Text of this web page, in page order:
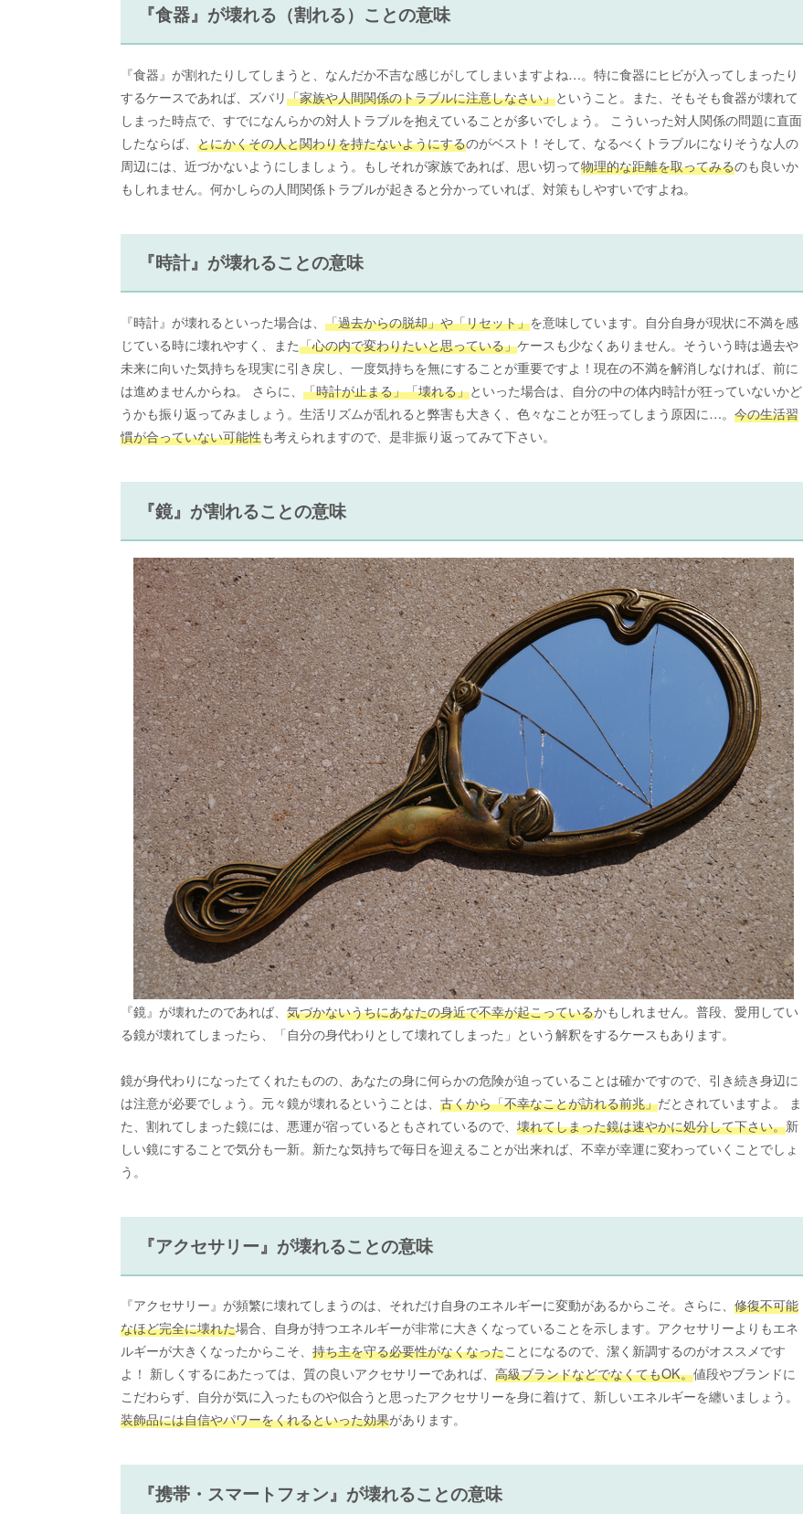
『食器』が壊れる（割れる）ことの意味
『食器』が割れたりしてしまうと、なんだか不吉な感じがしてしまいますよね…。特に食器にヒビが入ってしまったり
するケースであれば、ズバリ「家族や人間関係のトラブルに注意しなさい」ということ。また、そもそも食器が壊れて
しまった時点で、すでになんらかの対人トラブルを抱えていることが多いでしょう。 こういった対人関係の問題に直面
したならば、 とにかくその人と関わりを持たないようにするのがベスト！そして、なるべくトラブルになりそうな人の
周辺には、近づかないようにしましょう。もしそれが家族であれば、思い切って物理的な距離を取ってみるのも良いか
もしれません。何かしらの人間関係トラブルが起きると分かっていれば、対策もしやすいですよね。
『時計』が壊れることの意味
『時計』が壊れるといった場合は、 「過去からの脱却」や「リセット」を意味しています。自分自身が現状に不満を感
じている時に壊れやすく、また「心の内で変わりたいと思っている」ケースも少なくありません。そういう時は過去や
未来に向いた気持ちを現実に引き戻し、一度気持ちを無にすることが重要ですよ！現在の不満を解消しなければ、前に
は進めませんからね。 さらに、 「時計が止まる」「壊れる」といった場合は、自分の中の体内時計が狂っていないかど
うかも振り返ってみましょう。生活リズムが乱れると弊害も大きく、色々なことが狂ってしまう原因に…。 今の生活習
慣が合っていない可能性も考えられますので、是非振り返ってみて下さい。
『鏡』が割れることの意味
『鏡』が壊れたのであれば、 気づかないうちにあなたの身近で不幸が起こっているかもしれません。普段、愛用してい
る鏡が壊れてしまったら、「自分の身代わりとして壊れてしまった」という解釈をするケースもあります。
鏡が身代わりになったてくれたものの、あなたの身に何らかの危険が迫っていることは確かですので、引き続き身辺に
は注意が必要でしょう。元々鏡が壊れるということは、 古くから「不幸なことが訪れる前兆」だとされていますよ。 ま
た、割れてしまった鏡には、悪運が宿っているともされているので、 壊れてしまった鏡は速やかに処分して下さい。新
しい鏡にすることで気分も一新。新たな気持ちで毎日を迎えることが出来れば、不幸が幸運に変わっていくことでしょ
う。
『アクセサリー』が壊れることの意味
『アクセサリー』が頻繁に壊れてしまうのは、それだけ自身のエネルギーに変動があるからこそ。さらに、 修復不可能
なほど完全に壊れた場合、自身が持つエネルギーが非常に大きくなっていることを示します。アクセサリーよりもエネ
ルギーが大きくなったからこそ、 持ち主を守る必要性がなくなったことになるので、潔く新調するのがオススメです
よ！ 新しくするにあたっては、質の良いアクセサリーであれば、 高級ブランドなどでなくてもOK。値段やブランドに
こだわらず、自分が気に入ったものや似合うと思ったアクセサリーを身に着けて、新しいエネルギーを纏いましょう。
装飾品には自信やパワーをくれるといった効果があります。
『携帯・スマートフォン』が壊れることの意味